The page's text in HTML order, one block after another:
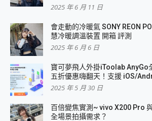
2025 年 6 月 11 日
會走動的冷暖氣 SONY REON
慧冷暖調溫裝置 開箱 評測
2025 年 6 月 6 日
寶可夢飛人外掛iToolab AnyGo
五折優惠嗨翻天！支援 iOS/
2025 年 5 月 30 日
百倍變焦實測~ vivo X200 Pro
全場景拍攝需求？